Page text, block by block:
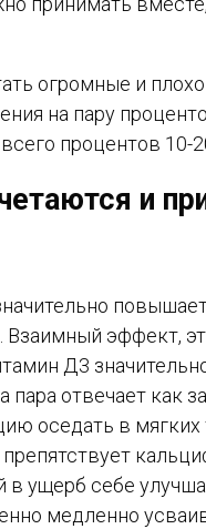
огромные и
на пару
всего процентов
и
Взаимный эффект,
Д3
пара отвечает как
оседать в
в ущерб себе
медленно